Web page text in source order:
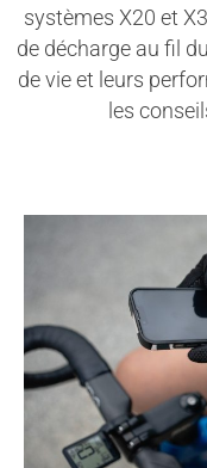
systèmes X20 et
de décharge au fil
de vie et leurs
les